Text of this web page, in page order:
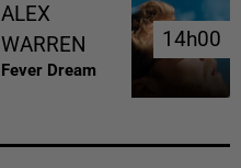
ALEX
WARREN
Fever Dream
14h00
14h00